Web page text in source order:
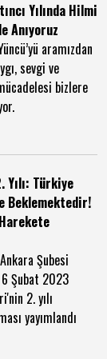
Yılında Hilmi
Anıyoruz
aramızdan
sevgi ve
bizlere
Türkiye
Beklemektedir!
Şubesi
Şubat 2023
2. yılı
yayımlandı